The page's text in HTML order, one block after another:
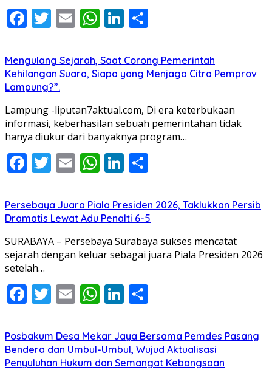
Facebook
Twitter
EmailWhatsApp
LinkedIn
Mengulang Sejarah, Saat Corong Pemerintah
Kehilangan Suara, Siapa yang Menjaga Citra Pemprov
Lampung?”.
Lampung -liputan7aktual.com, Di era keterbukaan
informasi, keberhasilan sebuah pemerintahan tidak
hanya diukur dari banyaknya program…
Facebook
Twitter
EmailWhatsApp
LinkedIn
Persebaya Juara Piala Presiden 2026, Taklukkan Persib
Dramatis Lewat Adu Penalti 6-5
SURABAYA – Persebaya Surabaya sukses mencatat
sejarah dengan keluar sebagai juara Piala Presiden 2026
setelah…
Facebook
Twitter
EmailWhatsApp
LinkedIn
Posbakum Desa Mekar Jaya Bersama Pemdes Pasang
Bendera dan Umbul-Umbul, Wujud Aktualisasi
Penyuluhan Hukum dan Semangat Kebangsaan